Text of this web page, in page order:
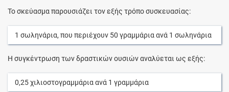
Το σκεύασμα παρουσιάζει τον εξής τρόπο συσκευασίας:
1 σωληνάρια, που περιέχουν 50 γραμμάριαανά 1 σωληνάρια
Η συγκέντρωση των δραστικών ουσιών αναλύεται ως εξής:
0,25χιλιοστογραμμάριαανά 1 γραμμάρια